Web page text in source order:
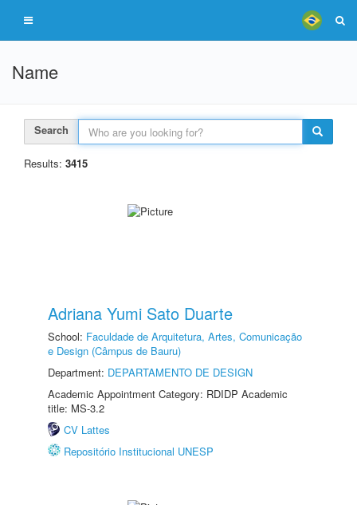
Name
Search
Results: 3415
Adriana Yumi Sato Duarte
School: Faculdade de Arquitetura, Artes, Comunicação
e Design (Câmpus de Bauru)
Department: DEPARTAMENTO DE DESIGN
Academic Appointment Category: RDIDP Academic
title: MS-3.2
CV Lattes
Repositório Institucional UNESP